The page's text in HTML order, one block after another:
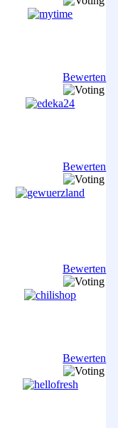
Bewerten
Bewerten
Bewerten
Bewerten